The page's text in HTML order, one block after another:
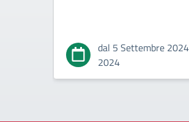
dal 5 Settembre
2024